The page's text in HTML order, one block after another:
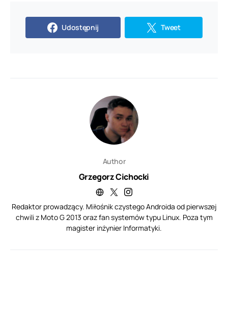
Udostępnij Tweet
Author
Grzegorz Cichocki
Redaktor prowadzący. Miłośnik czystego Androida od pierwszej
chwili z Moto G 2013 oraz fan systemów typu Linux. Poza tym
magister inżynier Informatyki.